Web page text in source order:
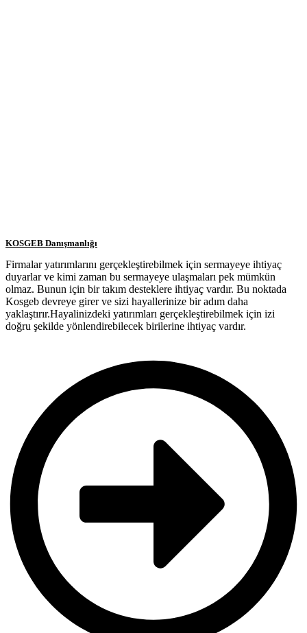
KOSGEB Danışmanlığı
Firmalar yatırımlarını gerçekleştirebilmek için sermayeye ihtiyaç
duyarlar ve kimi zaman bu sermayeye ulaşmaları pek mümkün
olmaz. Bunun için bir takım desteklere ihtiyaç vardır. Bu noktada
Kosgeb devreye girer ve sizi hayallerinize bir adım daha
yaklaştırır.Hayalinizdeki yatırımları gerçekleştirebilmek için izi
doğru şekilde yönlendirebilecek birilerine ihtiyaç vardır.